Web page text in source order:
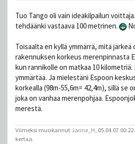
Tuo Tango oli vain ideakilpailun
tehdäänki vastaava 100 metrinen.
Toisaalta en kyllä ymmärrä, mitä järkeä
rakennuksen korkeus merenpinnasta
kun rannikolle on matkaa 10
ymmärtää. Ja mielestäni Espoon
korkealla (98m-55,6m= 42,4m), sillä se
joka on vanhaa merenpohjaa.
merestä.
Viimeksi muokannutJanne_H , 05.04.07
kertaa.